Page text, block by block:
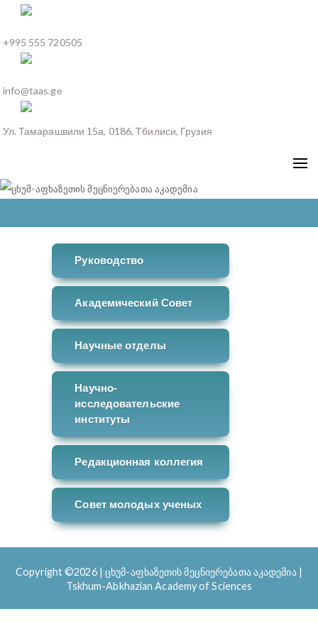
+995 555 720505
info@taas.ge
Ул. Тамарашвили 15а, 0186, Тбилиси, Грузия
Руководство
Академический Совет
Научные отделы
Научно-
исследовательские
институты
Редакционная коллегия
Совет молодых ученых
Copyright ©2026 | ცხუმ-აფხაზეთის მეცნიერებათა აკადემია |
Tskhum-Abkhazian Academy of Sciences